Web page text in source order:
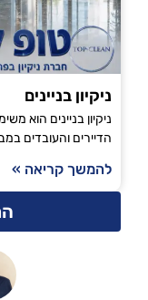
ניקיון בניינים
ניקיון בניינים הוא
הדיירים והעובדים
להמשך קריאה »